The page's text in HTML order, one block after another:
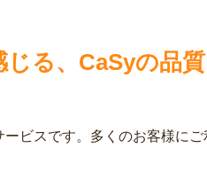
る、CaSyの品質
ビスです。多くのお客様に